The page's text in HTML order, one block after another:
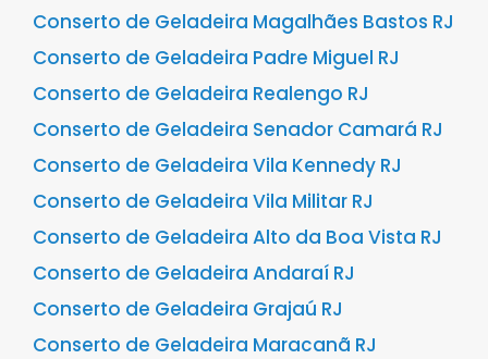
Conserto de Geladeira Magalhães Bastos RJ
Conserto de Geladeira Padre Miguel RJ
Conserto de Geladeira Realengo RJ
Conserto de Geladeira Senador Camará RJ
Conserto de Geladeira Vila Kennedy RJ
Conserto de Geladeira Vila Militar RJ
Conserto de Geladeira Alto da Boa Vista RJ
Conserto de Geladeira Andaraí RJ
Conserto de Geladeira Grajaú RJ
Conserto de Geladeira Maracanã RJ